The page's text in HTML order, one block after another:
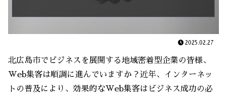
2025.02.27
北広島市でビジネスを展開する地域密着型企業の皆様、
Web集客は順調に進んでいますか？近年、インターネッ
トの普及により、効果的なWeb集客はビジネス成功の必